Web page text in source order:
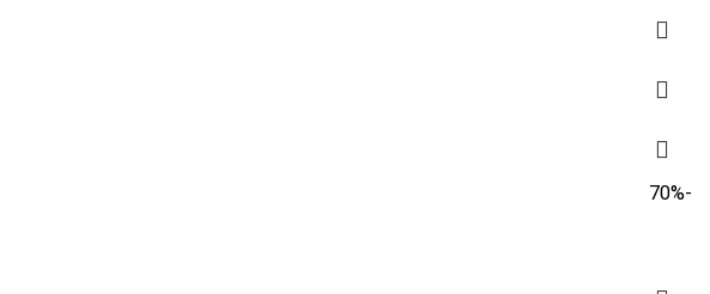
-70%